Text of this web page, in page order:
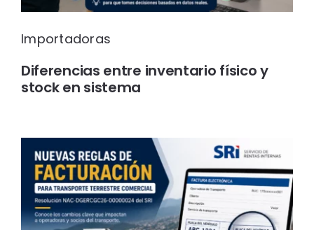
Importadoras
Diferencias entre inventario físico y
stock en sistema